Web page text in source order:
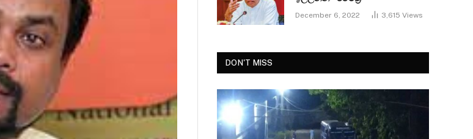
December 6, 2022 3,615 Views
DON'T MISS